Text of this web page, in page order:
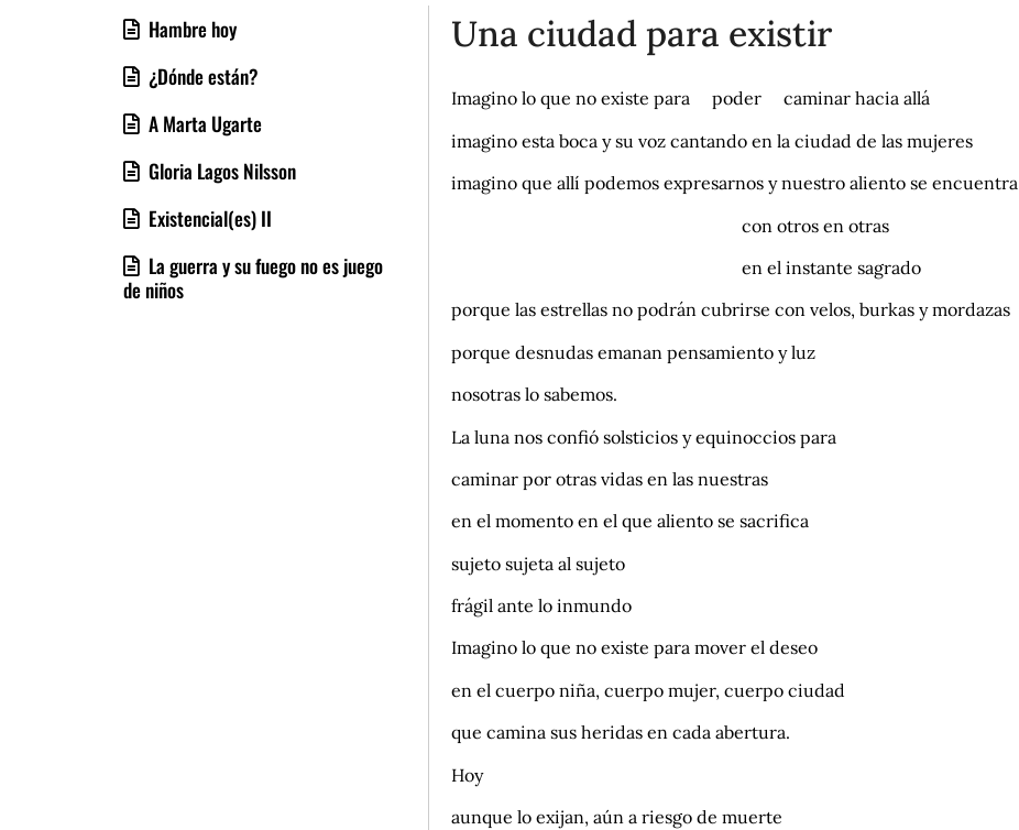
Hambre hoy
¿Dónde están?
A Marta Ugarte
Gloria Lagos Nilsson
Existencial(es) II
La guerra y su fuego no es juego
de niños
Una ciudad para existir
Imagino lo que no existe para poder caminar hacia allá
imagino esta boca y su voz cantando en la ciudad de las mujeres
imagino que allí podemos expresarnos y nuestro aliento se encuentra
con otros en otras
en el instante sagrado
porque las estrellas no podrán cubrirse con velos, burkas y mordazas
porque desnudas emanan pensamiento y luz
nosotras lo sabemos.
La luna nos confió solsticios y equinoccios para
caminar por otras vidas en las nuestras
en el momento en el que aliento se sacrifica
sujeto sujeta al sujeto
frágil ante lo inmundo
Imagino lo que no existe para mover el deseo
en el cuerpo niña, cuerpo mujer, cuerpo ciudad
que camina sus heridas en cada abertura.
Hoy
aunque lo exijan, aún a riesgo de muerte